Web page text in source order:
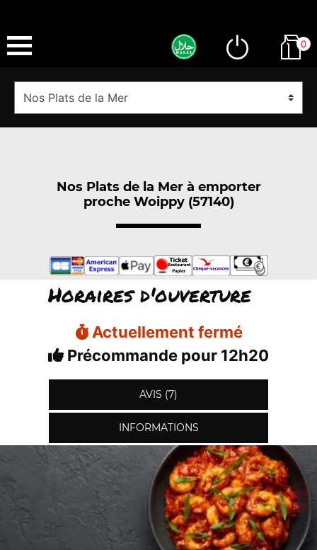
0
Nos Plats de la Mer à emporter
proche Woippy (57140)
Horaires d'ouverture
Actuellement fermé
Précommande pour 12h20
AVIS (7)
INFORMATIONS